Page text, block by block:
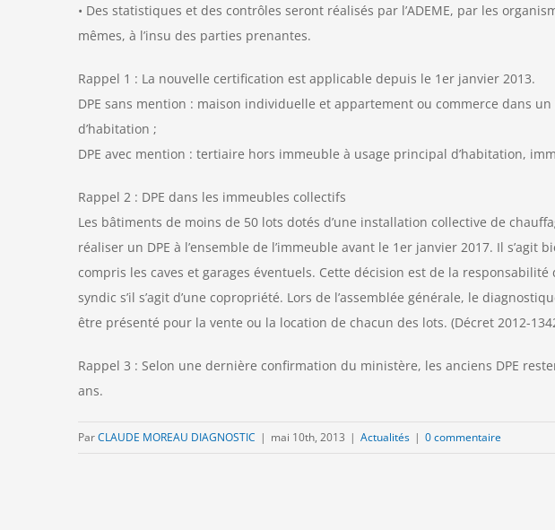
• Des statistiques et des contrôles seront réalisés par l’ADEME, par les
mêmes, à l’insu des parties prenantes.
Rappel 1 : La nouvelle certification est applicable depuis le 1er janvier 2013.
DPE sans mention : maison individuelle et appartement ou commerce dans
d’habitation ;
DPE avec mention : tertiaire hors immeuble à usage principal d’habitation,
Rappel 2 : DPE dans les immeubles collectifs
Les bâtiments de moins de 50 lots dotés d’une installation collective de
réaliser un DPE à l’ensemble de l’immeuble avant le 1er janvier 2017. Il s’agit
compris les caves et garages éventuels. Cette décision est de la
syndic s’il s’agit d’une copropriété. Lors de l’assemblée générale, le
être présenté pour la vente ou la location de chacun des lots. (Décret 2012-
Rappel 3 : Selon une dernière confirmation du ministère, les anciens DPE
ans.
ParCLAUDE MOREAU DIAGNOSTIC | mai 10th, 2013 | Actualités | 0 commentaire